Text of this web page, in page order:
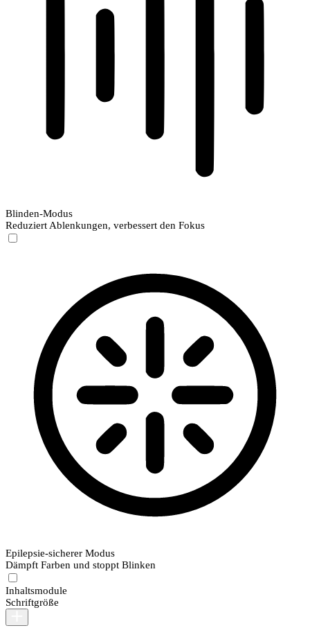
Blinden-Modus
Reduziert Ablenkungen, verbessert den Fokus
Epilepsie-sicherer Modus
Dämpft Farben und stoppt Blinken
Inhaltsmodule
Schriftgröße